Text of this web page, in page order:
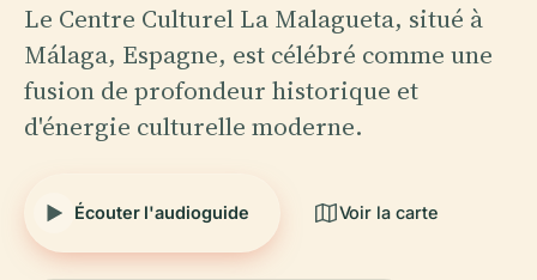
Le Centre Culturel La Malagueta, situé à
Málaga, Espagne, est célébré comme une
fusion de profondeur historique et
d'énergie culturelle moderne.
Écouter l'audioguide Voir la carte